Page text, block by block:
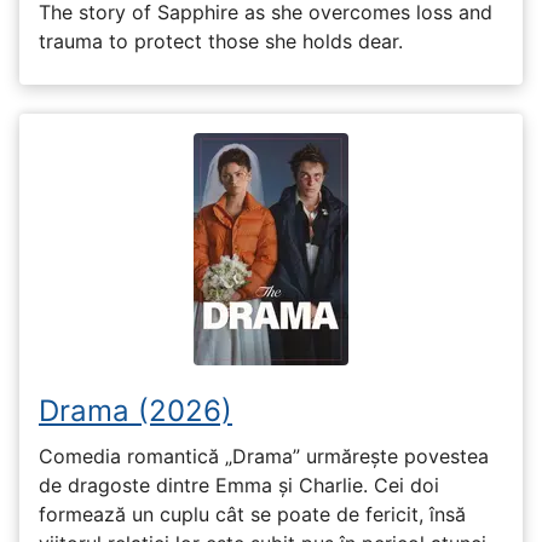
The story of Sapphire as she overcomes loss and
trauma to protect those she holds dear.
Drama (2026)
Comedia romantică „Drama” urmărește povestea
de dragoste dintre Emma și Charlie. Cei doi
formează un cuplu cât se poate de fericit, însă